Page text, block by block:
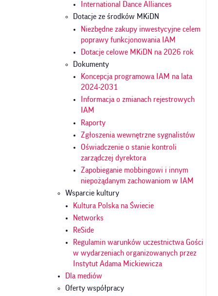
International Dance Alliances
Dotacje ze środków MKiDN
Niezbędne zakupy inwestycyjne celem
poprawy funkcjonowania IAM
Dotacje celowe MKiDN na 2026 rok
Dokumenty
Koncepcja programowa IAM na lata
2024-2031
Informacja o zmianach rejestrowych
IAM
Raporty
Zgłoszenia wewnętrzne sygnalistów
Oświadczenie o stanie kontroli
zarządczej dyrektora
Zapobieganie mobbingowi i innym
niepożądanym zachowaniom w IAM
Wsparcie kultury
Kultura Polska na Świecie
Networks
ReSide
Regulamin warunków uczestnictwa Gości
w wydarzeniach organizowanych przez
Instytut Adama Mickiewicza
Dla mediów
Oferty współpracy